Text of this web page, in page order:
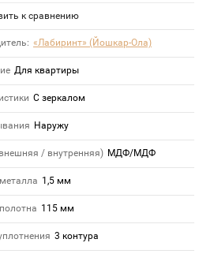
к сравнению
«Лабиринт» (Йошкар-Ола)
Для квартиры
С зеркалом
Наружу
/ внутренняя) МДФ/МДФ
1,5 мм
115 мм
3 контура